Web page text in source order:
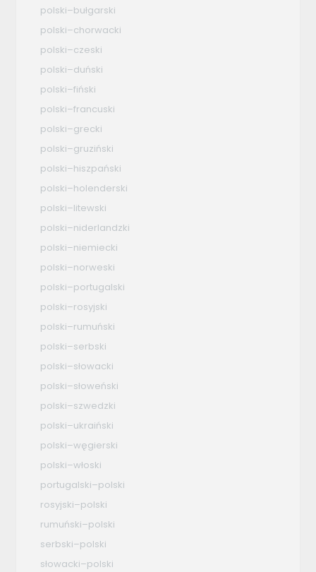
polski–bułgarski
polski–chorwacki
polski–czeski
polski–duński
polski–fiński
polski–francuski
polski–grecki
polski–gruziński
polski–hiszpański
polski–holenderski
polski–litewski
polski–niderlandzki
polski–niemiecki
polski–norweski
polski–portugalski
polski–rosyjski
polski–rumuński
polski–serbski
polski–słowacki
polski–słoweński
polski–szwedzki
polski–ukraiński
polski–węgierski
polski–włoski
portugalski–polski
rosyjski–polski
rumuński–polski
serbski–polski
słowacki–polski